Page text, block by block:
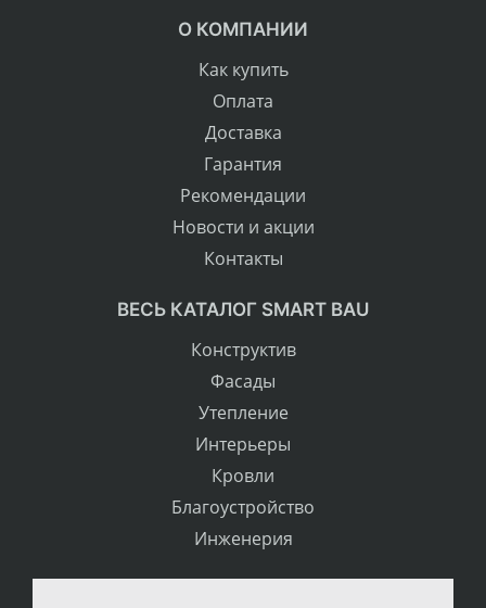
О КОМПАНИИ
Как купить
Оплата
Доставка
Гарантия
Рекомендации
Новости и акции
Контакты
ВЕСЬ КАТАЛОГ SMART BAU
Конструктив
Фасады
Утепление
Интерьеры
Кровли
Благоустройство
Инженерия